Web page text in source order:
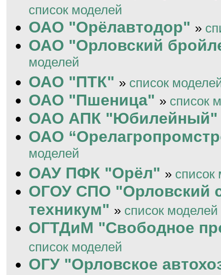
список моделей
ОАО "Орёлавтодор" »
ОАО "Орловский
моделей
ОАО "ПТК" » список
ОАО "Пшеница" » список
ОАО АПК "Юбилейный"
ОАО
моделей
ОАУ ПФК "Орёл" » список
ОГОУ СПО "Орловский
техникум" » список моделей
ОГТДиМ "Свободное
список моделей
ОГУ "Орловское